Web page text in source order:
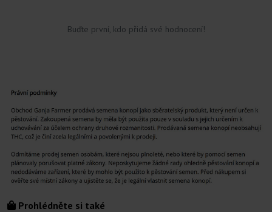
Buďte první, kdo přidá své hodnocení!
Prohlédněte si také